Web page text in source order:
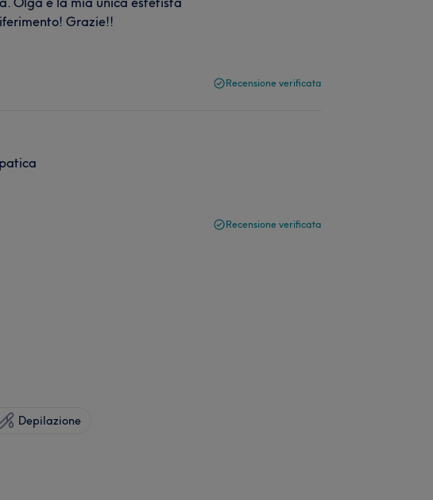
Grazie!!
Recensione verificata
Recensione verificata
Depilazione